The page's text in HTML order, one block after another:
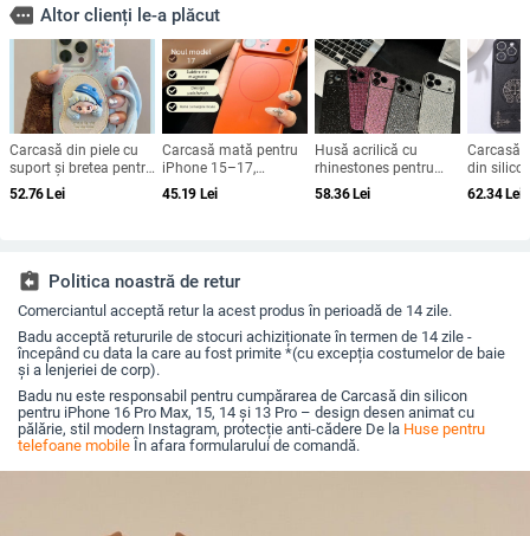
more Altor clienți le-a plăcut
Carcasă din piele cu
suport și bretea pentru
iPhone 16 Pro Max,
iPhone 15 Pro și XR —
52.76Lei
Carcasă mată pentru
iPhone 15–17,
rezistență la șocuri,
protecție pentru
45.19 Lei
Husă acrilică cu
rhinestones pentru
iPhone 17 Pro Max,
acoperire completă cu
58.36Lei
Carcasă
din
gravat în
62.34Lei
assignment_return Politica noastră de retur
Comerciantul acceptă retur la acest produs în perioadă de 14 zile.
Badu acceptă retururile de stocuri achiziționate în termen de 14 zile -
începând cu data la care au fost primite *(cu excepția costumelor de baie
și a lenjeriei de corp).
Badu nu este responsabil pentru cumpărarea de Carcasă din silicon
pentru iPhone 16 Pro Max, 15, 14 și 13 Pro – design desen animat cu
pălărie, stil modern Instagram, protecție anti-cădere De la Huse pentru
telefoane mobile În afara formularului de comandă.